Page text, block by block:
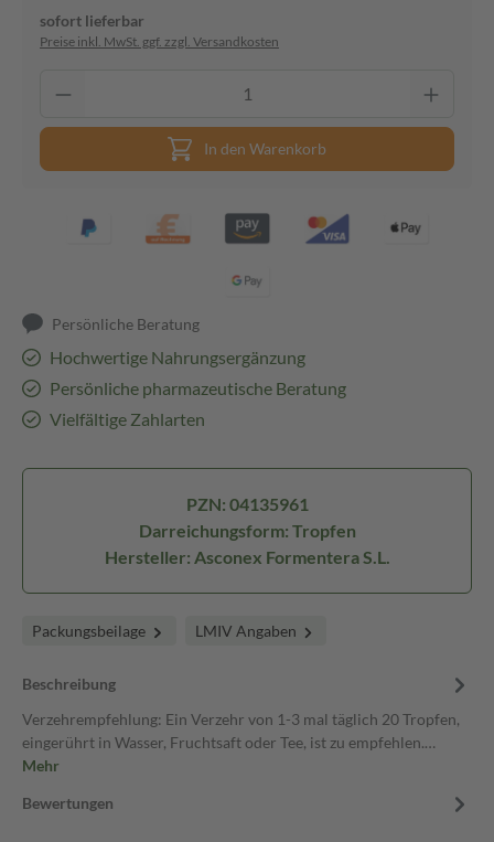
sofort lieferbar
Preise inkl. MwSt. ggf. zzgl. Versandkosten
In den Warenkorb
Persönliche Beratung
Hochwertige Nahrungsergänzung
Persönliche pharmazeutische Beratung
Vielfältige Zahlarten
PZN: 04135961
Darreichungsform: Tropfen
Hersteller: Asconex Formentera S.L.
Packungsbeilage LMIV Angaben
Beschreibung
Verzehrempfehlung: Ein Verzehr von 1-3 mal täglich 20 Tropfen,
eingerührt in Wasser, Fruchtsaft oder Tee, ist zu empfehlen.…
Mehr
Bewertungen